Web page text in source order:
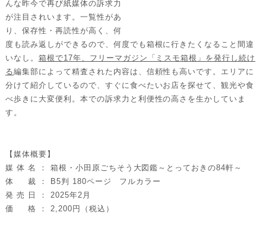
んな昨今で再び紙媒体の訴求力
が注目されいます。一覧性があ
り、保存性・再読性が高く、何
度も読み返しができるので、何度でも箱根に行きたくなること間違
いなし。 箱根で17年、フリーマガジン「ミスモ箱根」を発行し続け
る編集部によって精査された内容は、信頼性も高いです。エリアに
分けて紹介しているので、すぐに食べたいお店を探せて、観光や食
べ歩きに大変便利。本での訴求力と利便性の高さを生かしていま
す。
【媒体概要】
媒 体 名 ： 箱根・小田原ごちそう大図鑑～とっておきの84軒～
体 裁 ： B5判 180ページ フルカラー
発 売 日 ： 2025年2月
価 格 ： 2,200円（税込）